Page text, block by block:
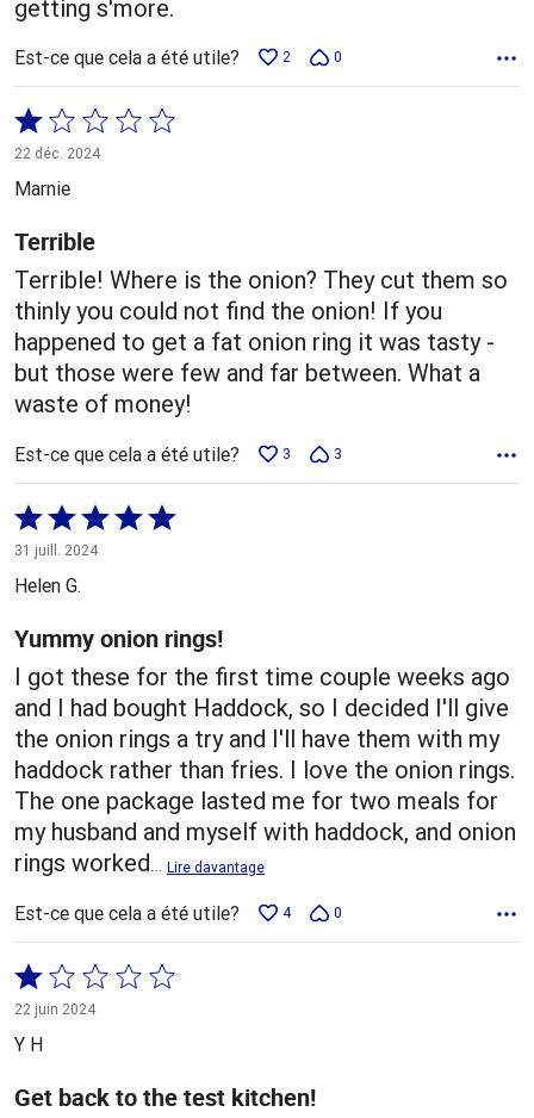
getting s'more.
Est-ce que cela a été utile? 2 0
Coté
1 sur
5
22 déc. 2024
Marnie
Terrible
Terrible! Where is the onion? They cut them so
thinly you could not find the onion! If you
happened to get a fat onion ring it was tasty -
but those were few and far between. What a
waste of money!
Est-ce que cela a été utile? 3 3
Coté
5 sur
5
31 juill. 2024
Helen G.
Yummy onion rings!
I got these for the first time couple weeks ago
and I had bought Haddock, so I decided I'll give
the onion rings a try and I'll have them with my
haddock rather than fries. I love the onion rings.
The one package lasted me for two meals for
my husband and myself with haddock, and onion
rings worked… Lire davantage
Est-ce que cela a été utile? 4 0
Coté
1 sur
5
22 juin 2024
Y H
Get back to the test kitchen!